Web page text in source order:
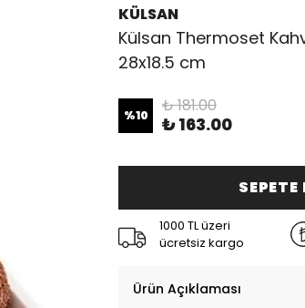
KÜLSAN
Külsan Thermoset
28x18.5 cm
%10 ₺ 181.00
₺ 163.00
SEPETE
1000 TL üzeri
ücretsiz kargo
Ürün Açıklaması